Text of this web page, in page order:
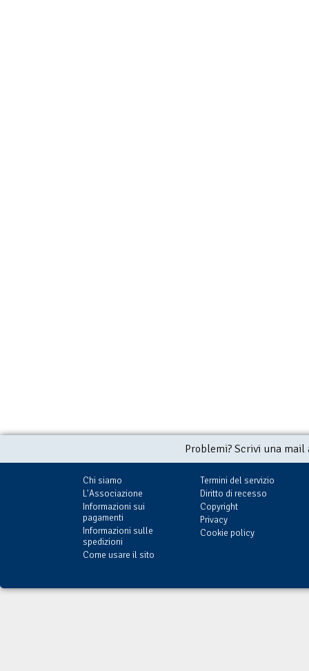
Problemi? Scrivi una
Chi siamo
L'Associazione
Informazioni sui
pagamenti
Informazioni sulle
spedizioni
Come usare il sito
Termini del servizio
Diritto di recesso
Copyright
Privacy
Cookie policy